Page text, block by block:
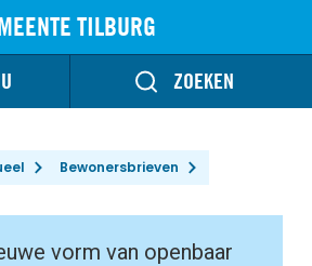
TILBURG
ZOEKEN
Bewonersbrieven
vorm van openbaar